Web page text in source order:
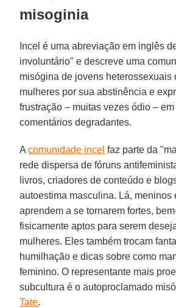
misoginia
Incel é uma abreviação em inglês
involuntário" e descreve uma
misógina de jovens heterossexuais
mulheres por sua abstinência e
frustração – muitas vezes ódio –
comentários degradantes.
Acomunidade incel faz parte da
rede dispersa de fóruns
livros, criadores de conteúdo e
autoestima masculina. Lá, meninos
aprendem a se tornarem fortes,
fisicamente aptos para serem
mulheres. Eles também trocam
humilhação e dicas sobre como
feminino. O representante mais
subcultura é o autoproclamado
Tate.